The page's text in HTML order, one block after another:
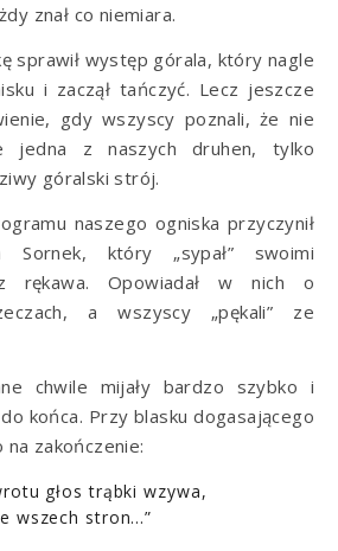
znał co niemiara.
sprawił występ górala, który nagle
i zaczął tańczyć. Lecz jeszcze
gdy wszyscy poznali, że nie
z naszych druhen, tylko
góralski strój.
naszego ogniska przyczynił
który „sypał” swoimi
rękawa. Opowiadał w nich o
a wszyscy „pękali” ze
chwile mijały bardzo szybko i
końca. Przy blasku dogasającego
zakończenie:
głos trąbki wzywa,
wszech stron…”